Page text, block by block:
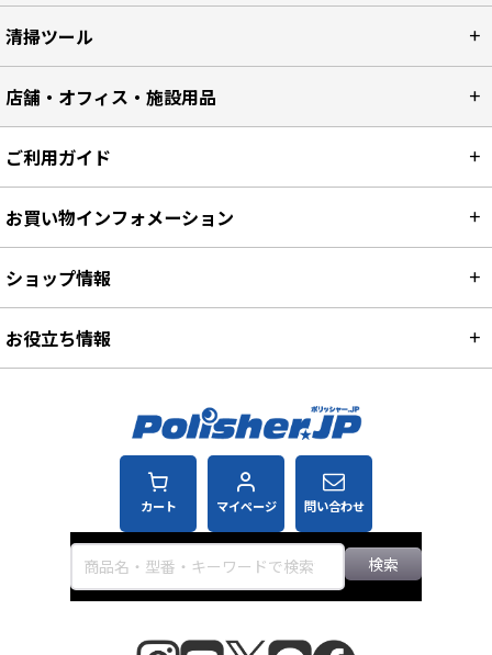
清掃ツール
店舗・オフィス・施設用品
カート マイページ 問い合わせ
検索
ご利用ガイド
お買い物インフォメーション
ショップ情報
お役立ち情報